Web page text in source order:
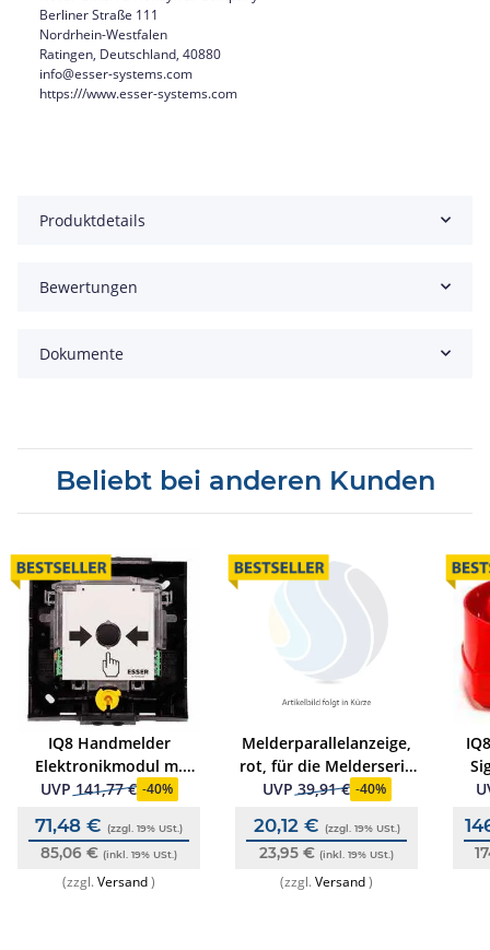
Berliner Straße 111
Nordrhein-Westfalen
Ratingen, Deutschland, 40880
info@esser-systems.com
https:///www.esser-systems.com
Produktdetails
Bewertungen
Dokumente
Beliebt bei anderen Kunden
IQ8 Handmelder
Elektronikmodul m.
Trenner u. ext. D-Linie,
UVP 141,77 € -40%
71,48 € (zzgl. 19% USt.)
85,06 € (inkl. 19% USt.)
(zzgl.Versand)
Melderparallelanzeige,
rot, für die Melderserie
9000/9200/IQ8Quad
UVP39,91 € -40%
20,12 € (zzgl. 19% USt.)
23,95 € (inkl. 19% USt.)
(zzgl.Versand)